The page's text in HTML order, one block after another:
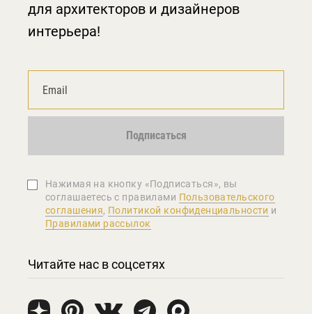
для архитекторов и дизайнеров
интерьера!
Подписаться
Нажимая на кнопку «Подписаться», вы
соглашаетеcь с правилами Пользовательского
соглашения, Политикой конфиденциальности и
Правилами рассылок
Читайте нас в соцсетях